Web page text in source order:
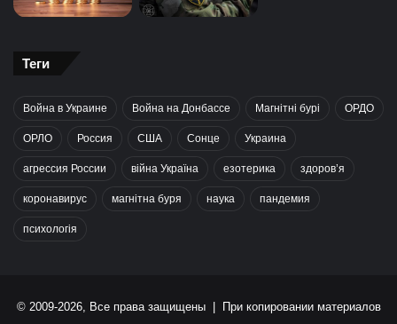
Теги
Война в Украине Война на Донбассе Магнітні бурі ОРДО
ОРЛО Россия США Сонце Украина
агрессия России війна Україна езотерика здоров’я
коронавирус магнітна буря наука пандемия
психологія
© 2009-2026, Все права защищены | При копировании материалов